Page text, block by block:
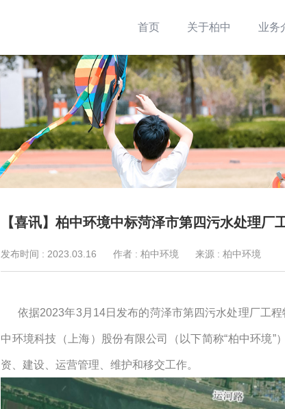
首页 关于柏中 业务
【喜讯】柏中环境中标菏泽市第四污水处理厂
发布时间 : 2023.03.16 作者 :柏中环境 来源 :柏中环境
依据2023年3月14日发布的菏泽市第四污水处理厂工程
中环境科技（上海）股份有限公司（以下简称“柏中环境
资、建设、运营管理、维护和移交工作。